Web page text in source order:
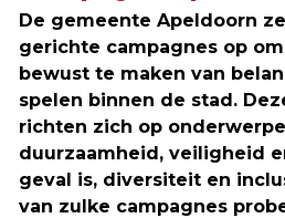
De gemeente Apeldoorn
gerichte campagnes op
bewust te maken van
spelen binnen de stad.
richten zich op
duurzaamheid, veiligheid
geval is, diversiteit en
van zulke campagnes